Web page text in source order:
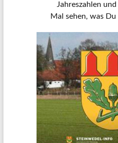
Jahreszahlen
Mal sehen, was